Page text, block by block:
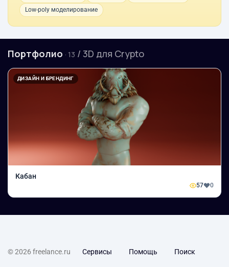
Low-poly моделирование
Портфолио · 13 / 3D для Сrypto
ДИЗАЙН И БРЕНДИНГ
Кабан
57 0
© 2026 freelance.ru Сервисы Помощь Поиск